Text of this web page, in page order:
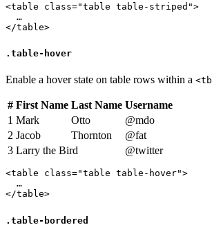
<table class="table table-striped">
  …
</table>
.table-hover
Enable a hover state on table rows within a
# First Name Last Name Username
1 Mark Otto
@mdo
2 Jacob Thornton
@fat
3 Larry the Bird @twitter
<table class="table table-hover">
  …
</table>
.table-bordered